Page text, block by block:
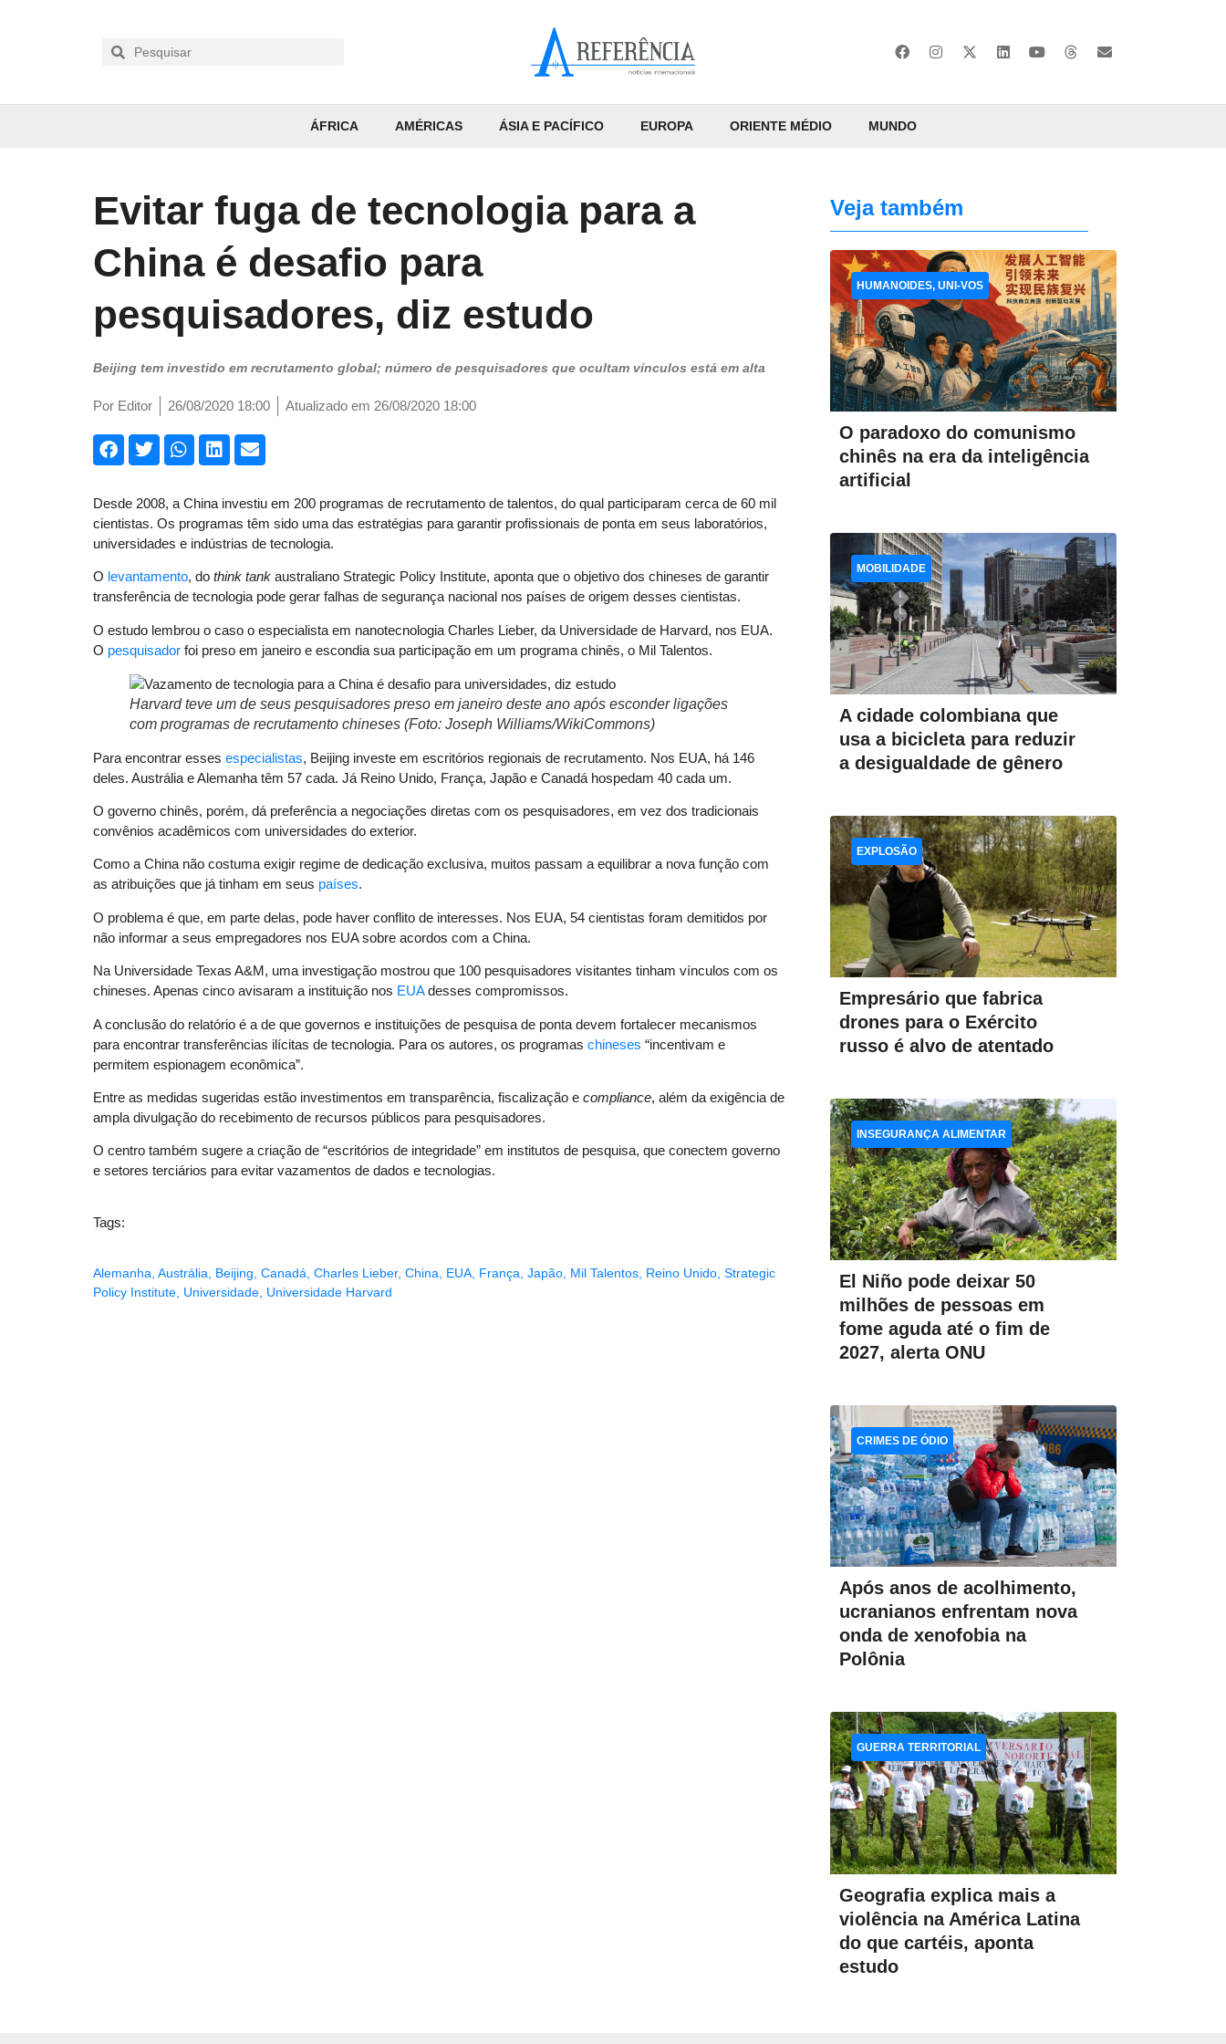
ÁFRICA AMÉRICAS ÁSIA E PACÍFICO EUROPA ORIENTE MÉDIO MUNDO
Evitar fuga de tecnologia para a
China é desafio para
pesquisadores, diz estudo
Beijing tem investido em recrutamento global; número de pesquisadores que ocultam vínculos está em alta
Por Editor 26/08/2020 18:00 Atualizado em 26/08/2020 18:00
Desde 2008, a China investiu em 200 programas de recrutamento de talentos, do qual participaram cerca de 60 mil
cientistas. Os programas têm sido uma das estratégias para garantir profissionais de ponta em seus laboratórios,
universidades e indústrias de tecnologia.
O levantamento, do think tank australiano Strategic Policy Institute, aponta que o objetivo dos chineses de garantir
transferência de tecnologia pode gerar falhas de segurança nacional nos países de origem desses cientistas.
O estudo lembrou o caso o especialista em nanotecnologia Charles Lieber, da Universidade de Harvard, nos EUA.
O pesquisador foi preso em janeiro e escondia sua participação em um programa chinês, o Mil Talentos.
Harvard teve um de seus pesquisadores preso em janeiro deste ano após esconder ligações
com programas de recrutamento chineses (Foto: Joseph Williams/WikiCommons)
Para encontrar esses especialistas, Beijing investe em escritórios regionais de recrutamento. Nos EUA, há 146
deles. Austrália e Alemanha têm 57 cada. Já Reino Unido, França, Japão e Canadá hospedam 40 cada um.
O governo chinês, porém, dá preferência a negociações diretas com os pesquisadores, em vez dos tradicionais
convênios acadêmicos com universidades do exterior.
Como a China não costuma exigir regime de dedicação exclusiva, muitos passam a equilibrar a nova função com
as atribuições que já tinham em seus países.
O problema é que, em parte delas, pode haver conflito de interesses. Nos EUA, 54 cientistas foram demitidos por
não informar a seus empregadores nos EUA sobre acordos com a China.
Na Universidade Texas A&M, uma investigação mostrou que 100 pesquisadores visitantes tinham vínculos com os
chineses. Apenas cinco avisaram a instituição nos EUAdesses compromissos.
A conclusão do relatório é a de que governos e instituições de pesquisa de ponta devem fortalecer mecanismos
para encontrar transferências ilícitas de tecnologia. Para os autores, os programas chineses “incentivam e
permitem espionagem econômica”.
Entre as medidas sugeridas estão investimentos em transparência, fiscalização e compliance, além da exigência de
ampla divulgação do recebimento de recursos públicos para pesquisadores.
O centro também sugere a criação de “escritórios de integridade” em institutos de pesquisa, que conectem governo
e setores terciários para evitar vazamentos de dados e tecnologias.
Tags:
Alemanha Austrália Beijing Canadá Charles Lieber, China EUA França Japão Mil Talentos Reino Unido Strategic
Policy Institute Universidade Universidade Harvard
Veja também
O paradoxo do comunismo
chinês na era da inteligência
artificial
HUMANOIDES, UNI-VOS
A cidade colombiana que
usa a bicicleta para reduzir
a desigualdade de gênero
MOBILIDADE
Empresário que fabrica
drones para o Exército
russo é alvo de atentado
EXPLOSÃO
El Niño pode deixar 50
milhões de pessoas em
fome aguda até o fim de
2027, alerta ONU
INSEGURANÇA ALIMENTAR
Após anos de acolhimento,
ucranianos enfrentam nova
onda de xenofobia na
Polônia
CRIMES DE ÓDIO
Geografia explica mais a
violência na América Latina
do que cartéis, aponta
estudo
GUERRA TERRITORIAL